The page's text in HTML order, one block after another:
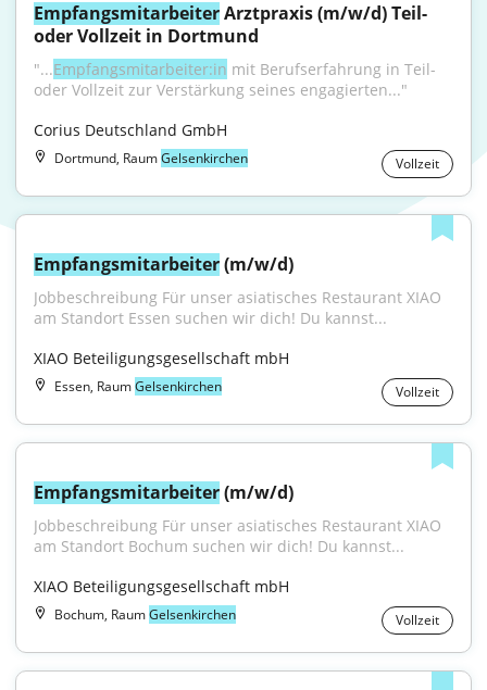
Empfangsmitarbeiter Arztpraxis (m/w/d) Teil-
oder Vollzeit in Dortmund
"...Empfangsmitarbeiter:in mit Berufserfahrung in Teil-
oder Vollzeit zur Verstärkung seines engagierten..."
Corius Deutschland GmbH
Dortmund, RaumGelsenkirchen Vollzeit
Empfangsmitarbeiter (m/w/d)
Jobbeschreibung Für unser asiatisches Restaurant XIAO
am Standort Essen suchen wir dich! Du kannst...
XIAO Beteiligungsgesellschaft mbH
Essen, RaumGelsenkirchen Vollzeit
Empfangsmitarbeiter (m/w/d)
Jobbeschreibung Für unser asiatisches Restaurant XIAO
am Standort Bochum suchen wir dich! Du kannst...
XIAO Beteiligungsgesellschaft mbH
Bochum, RaumGelsenkirchen Vollzeit